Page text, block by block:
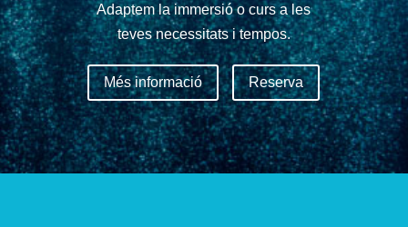
Adaptem la immersió o curs a les
teves necessitats i tempos.
Més informació Reserva